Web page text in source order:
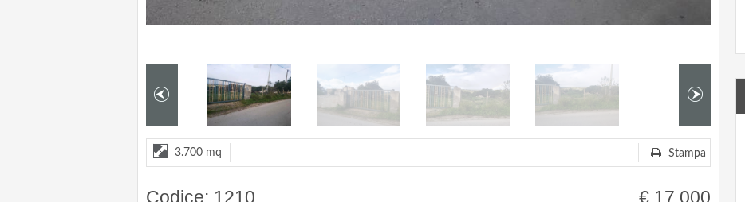
3.700 mq Stampa
Codice: 1210 € 17.000